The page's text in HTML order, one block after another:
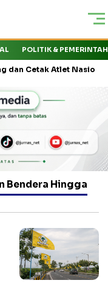
POLITIK &
Atlet Nasional
Bendera Hingga